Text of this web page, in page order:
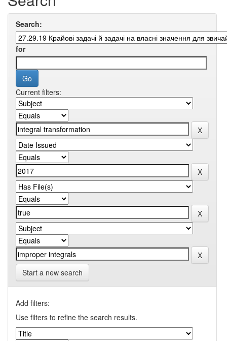
Search:
for
Current filters:
Start a new search
Add filters:
Use filters to refine the search results.